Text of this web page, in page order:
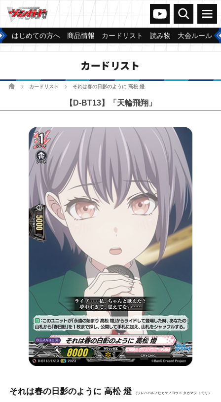
ヴァンガードch
検索 メニュー
はじめての方へ 商品情報 カードリスト 読み物 大会ルール
カードリスト
ホームカードリスト それは春の日影のように 高松 燈
【D-BT13】「天輪飛翔」
それは春の日影のように 高松 燈 （ソレハハルノヒカゲノヨウニ タカマツ トモリ）